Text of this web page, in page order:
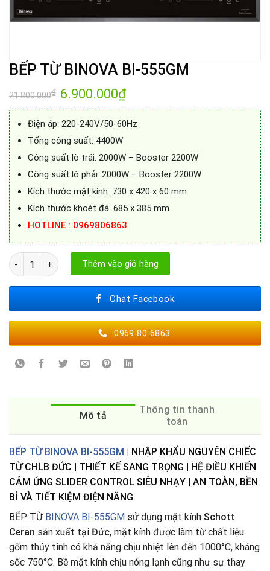
BẾP TỪ BINOVA BI-555GM
21.800.000₫ Giá
gốc
là:
6.900.000₫Giá
tại
6.900.000₫.
Điện áp: 220-240V/50-60Hz
Tổng công suất: 4400W
Công suất lò trái: 2000W – Booster 2200W
Công suất lò phải: 2000W – Booster 2200W
Kích thước mặt kính: 730 x 420 x 60 mm
Kích thước khoét đá: 685 x 385 mm
HOTLINE : 0969806863
BẾP TỪ BINOVA BI-555GM số lượng
Thêm vào giỏ hàng
Chat Facebook
0969 80 6863
Mô tả
Thông tin thanh
toán
BẾP TỪ BINOVA BI-555GM
| NHẬP KHẨU NGUYÊN CHIẾC
TỪ CHLB ĐỨC | THIẾT KẾ SANG TRỌNG | HỆ ĐIỀU KHIỂN
CẢM ỨNG SLIDER CONTROL SIÊU NHẠY | AN TOÀN, BỀN
BỈ VÀ TIẾT KIỆM ĐIỆN NĂNG
BẾP TỪ BINOVA BI-555GM sử dụng mặt kính Schott
Ceran sản xuất tại Đức, mặt kính được làm từ chất liệu
gốm thủy tinh có khả năng chịu nhiệt lên đến 1000°C, kháng
sốc 750°C. Bề mặt kính chịu nóng lạnh cũng như sự thay